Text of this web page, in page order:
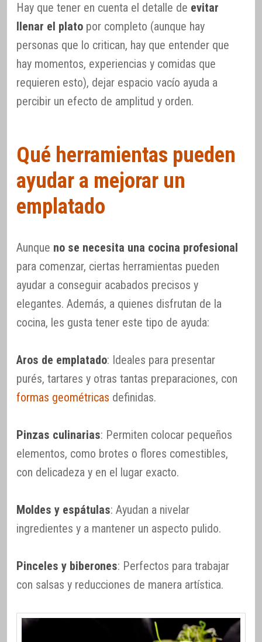
Hay que tener en cuenta el detalle de evitar
llenar el plato por completo (aunque hay
personas que lo critican, hay que entender que
hay momentos, experiencias y comidas que
requieren esto), dejar espacio vacío ayuda a
percibir un efecto de amplitud y orden.
Qué herramientas pueden
ayudar a mejorar un
emplatado
Aunque no se necesita una cocina profesional
para comenzar, ciertas herramientas pueden
ayudar a conseguir acabados precisos y
elegantes. Además, a quienes disfrutan de la
cocina, les gusta tener este tipo de ayuda:
Aros de emplatado: Ideales para presentar
purés, tartares y otras tantas preparaciones, con
formas geométricas definidas.
Pinzas culinarias: Permiten colocar pequeños
elementos, como brotes o flores comestibles,
con delicadeza y en el lugar exacto.
Moldes y espátulas: Ayudan a nivelar
ingredientes y a mantener un aspecto pulido.
Pinceles y biberones: Perfectos para trabajar
con salsas y reducciones de manera artística.